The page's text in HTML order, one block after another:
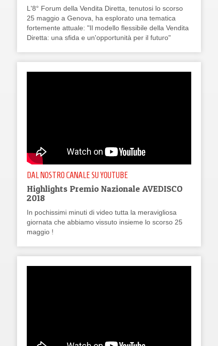
L'8° Forum della Vendita Diretta, tenutosi lo scorso
25 maggio a Genova, ha esplorato una tematica
fortemente attuale: "Il modello flessibile della Vendita
Diretta: una sfida e un'opportunità per il futuro"
DAL NOSTRO CANALE SU YOUTUBE
Highlights Premio Nazionale AVEDISCO
2018
In pochissimi minuti di video tutta la meravigliosa
giornata che abbiamo vissuto insieme lo scorso 25
maggio !